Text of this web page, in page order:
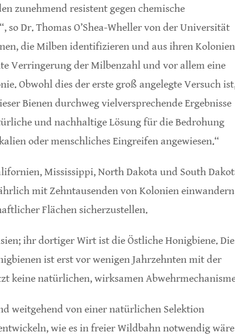
zunehmend resistent gegen chemische
so Dr. Thomas O’Shea-Wheller von der Universität
die Milben identifizieren und aus ihren Kolonien
Verringerung der Milbenzahl und vor allem eine
Obwohl dies der erste groß angelegte Versuch
Bienen durchweg vielversprechende Ergebnisse
und nachhaltige Lösung für die Bedrohung
oder menschliches Eingreifen angewiesen.“
Mississippi, North Dakota und South
mit Zehntausenden von Kolonien
Flächen sicherzustellen.
ihr dortiger Wirt ist die Östliche Honigbiene. Die
ist erst vor wenigen Jahrzehnten mit der
keine natürlichen, wirksamen
weitgehend von einer natürlichen Selektion
wie es in freier Wildbahn notwendig